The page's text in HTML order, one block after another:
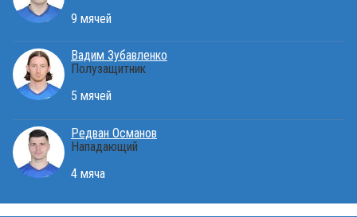
9 мячей
Вадим Зубавленко
Полузащитник
5 мячей
Редван Османов
Нападающий
4 мяча